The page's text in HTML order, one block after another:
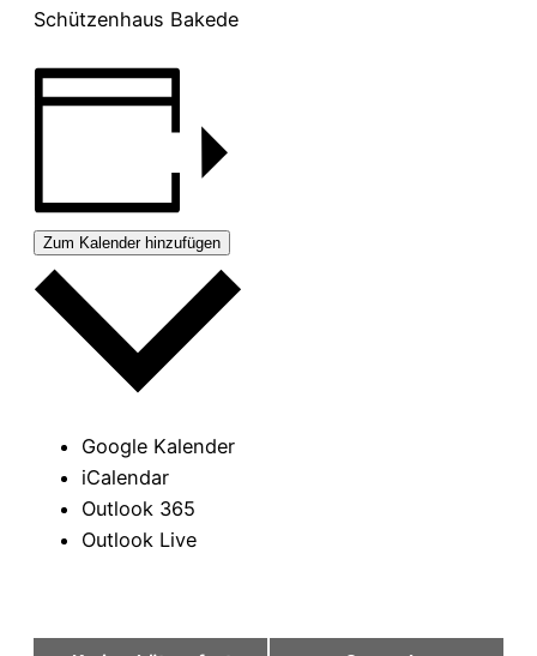
Schützenhaus Bakede
Zum Kalender hinzufügen
Google Kalender
iCalendar
Outlook 365
Outlook Live